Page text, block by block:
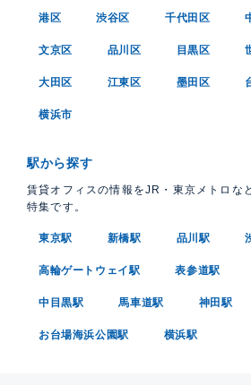
港区 渋谷区 千代田区
文京区 品川区 目黒区
大田区 江東区 墨田区
横浜市
駅から探す
賃貸オフィスの情報をJR・東京メトロな
特集です。
東京駅 新橋駅 品川駅
高輪ゲートウェイ駅 表参道駅
中目黒駅 馬車道駅 神田駅
お台場海浜公園駅 横浜駅